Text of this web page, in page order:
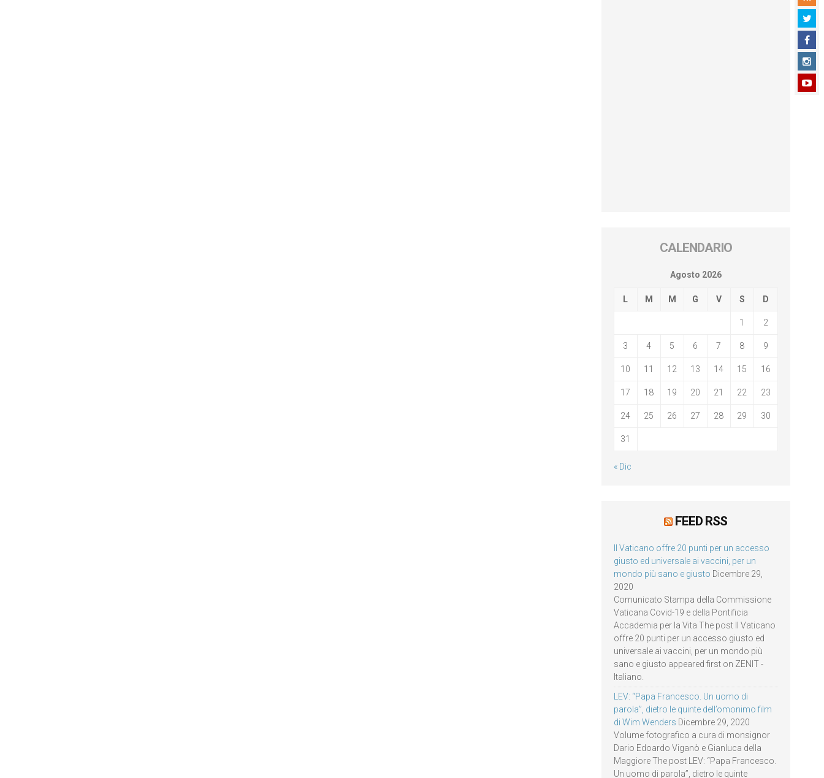
CALENDARIO
Agosto 2026
L M M G V S D
1 2
3 4 5 6 7 8 9
10 11 12 13 14 15 16
17 18 19 20 21 22 23
24 25 26 27 28 29 30
31
« Dic
FEED RSS
Il Vaticano offre 20 punti per un accesso
giusto ed universale ai vaccini, per un
mondo più sano e giusto Dicembre 29,
2020
Comunicato Stampa della Commissione
Vaticana Covid-19 e della Pontificia
Accademia per la Vita The post Il Vaticano
offre 20 punti per un accesso giusto ed
universale ai vaccini, per un mondo più
sano e giusto appeared first on ZENIT -
Italiano.
LEV: “Papa Francesco. Un uomo di
parola”, dietro le quinte dell’omonimo film
di Wim Wenders Dicembre 29, 2020
Volume fotografico a cura di monsignor
Dario Edoardo Viganò e Gianluca della
Maggiore The post LEV: “Papa Francesco.
Un uomo di parola”, dietro le quinte